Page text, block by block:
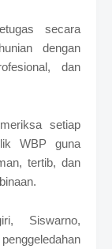
secara
dengan
dan
setiap
WBP guna
tertib, dan
Siswarno,